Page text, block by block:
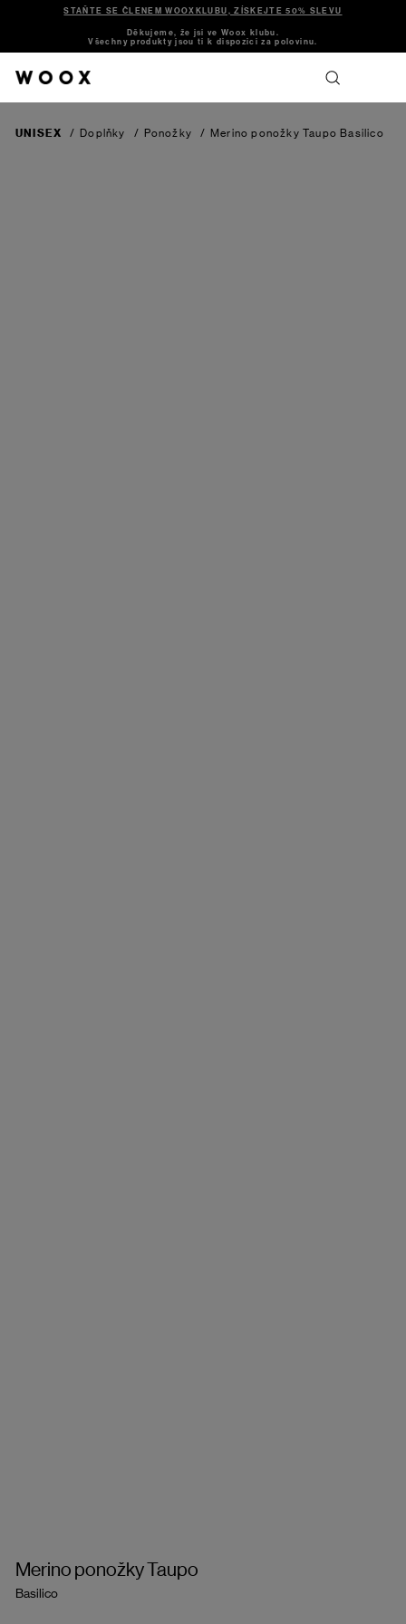
STAŇTE SE ČLENEM WOOXKLUBU, ZÍSKEJTE 50% SLEVU
Děkujeme, že jsi ve Woox klubu.
Všechny produkty jsou ti k dispozici za polovinu.
UNISEX / Doplňky / Ponožky / Merino ponožky Taupo Basilico
Merino ponožky Taupo
Basilico